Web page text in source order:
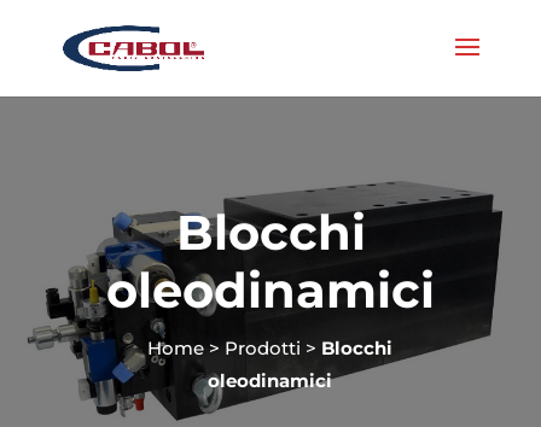
Blocchi
oleodinamici
Home > Prodotti > Blocchi
oleodinamici